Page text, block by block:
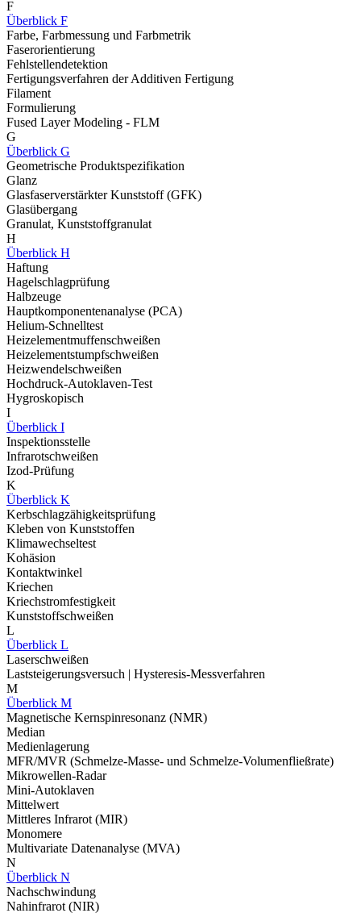
F
Überblick F
Farbe, Farbmessung und Farbmetrik
Faserorientierung
Fehlstellendetektion
Fertigungsverfahren der Additiven Fertigung
Filament
Formulierung
Fused Layer Modeling - FLM
G
Überblick G
Geometrische Produktspezifikation
Glanz
Glasfaserverstärkter Kunststoff (GFK)
Glasübergang
Granulat, Kunststoffgranulat
H
Überblick H
Haftung
Hagelschlagprüfung
Halbzeuge
Hauptkomponentenanalyse (PCA)
Helium-Schnelltest
Heizelementmuffenschweißen
Heizelementstumpfschweißen
Heizwendelschweißen
Hochdruck-Autoklaven-Test
Hygroskopisch
I
Überblick I
Inspektionsstelle
Infrarotschweißen
Izod-Prüfung
K
Überblick K
Kerbschlagzähigkeitsprüfung
Kleben von Kunststoffen
Klimawechseltest
Kohäsion
Kontaktwinkel
Kriechen
Kriechstromfestigkeit
Kunststoffschweißen
L
Überblick L
Laserschweißen
Laststeigerungsversuch | Hysteresis-Messverfahren
M
Überblick M
Magnetische Kernspinresonanz (NMR)
Median
Medienlagerung
MFR/MVR (Schmelze-Masse- und Schmelze-Volumenfließrate)
Mikrowellen-Radar
Mini-Autoklaven
Mittelwert
Mittleres Infrarot (MIR)
Monomere
Multivariate Datenanalyse (MVA)
N
Überblick N
Nachschwindung
Nahinfrarot (NIR)